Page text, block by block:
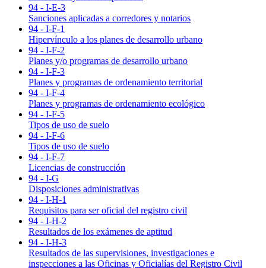
94 - I-E-3
Sanciones aplicadas a corredores y notarios
94 - I-F-1
Hipervínculo a los planes de desarrollo urbano
94 - I-F-2
Planes y/o programas de desarrollo urbano
94 - I-F-3
Planes y programas de ordenamiento territorial
94 - I-F-4
Planes y programas de ordenamiento ecológico
94 - I-F-5
Tipos de uso de suelo
94 - I-F-6
Tipos de uso de suelo
94 - I-F-7
Licencias de construcción
94 - I-G
Disposiciones administrativas
94 - I-H-1
Requisitos para ser oficial del registro civil
94 - I-H-2
Resultados de los exámenes de aptitud
94 - I-H-3
Resultados de las supervisiones, investigaciones e
inspecciones a las Oficinas y Oficialías del Registro Civil